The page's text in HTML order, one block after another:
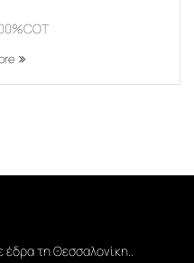
έδρα τη Θεσσαλονίκη..